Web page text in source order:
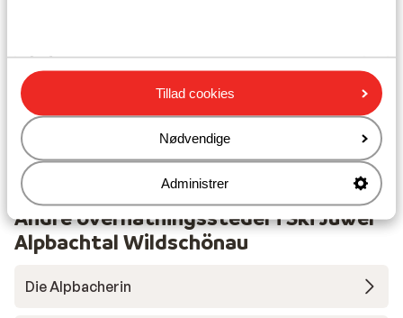
Tillad cookies
Nødvendige
Administrer
Undervisning
Skileje
Andre overnatningssteder i Ski Juwel
Alpbachtal Wildschönau
Die Alpbacherin